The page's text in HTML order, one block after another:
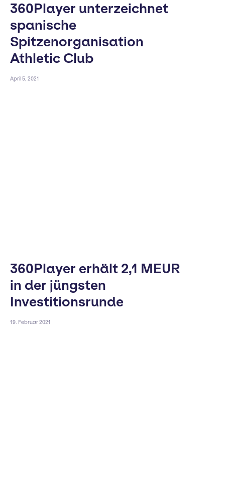
360Player unterzeichnet
spanische
Spitzenorganisation
Athletic Club
April 5, 2021
360Player erhält 2,1 MEUR
in der jüngsten
Investitionsrunde
19. Februar 2021